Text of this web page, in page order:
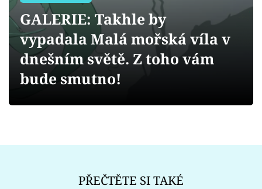
Videa
Sledujte prima+
GALERIE: Takhle by
vypadala Malá mořská víla v
dnešním světě. Z toho vám
bude smutno!
PŘEČTĚTE SI TAKÉ